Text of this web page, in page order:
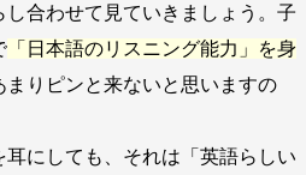
合わせて見ていきましょう。子
「日本語のリスニング能力」を身
まりピンと来ないと思いますの
にしても、それは「英語らしい